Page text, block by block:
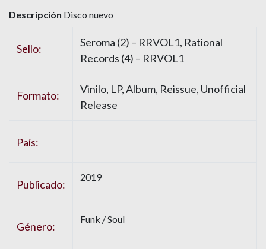
Descripción Disco nuevo
Sello:
Seroma (2) – RRVOL1, Rational
Records (4) – RRVOL1
Formato:
Vinilo, LP, Album, Reissue, Unofficial
Release
País:
Publicado:
2019
Género:
Funk / Soul